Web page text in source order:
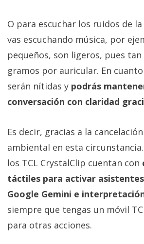
O para escuchar los ruidos de
vas escuchando música, por
pequeños, son ligeros, pues tan
gramos por auricular. En
serán nítidas y podrás
conversación con claridad
Es decir, gracias a la
ambiental en esta
los TCL CrystalClip cuentan con
táctiles para activar
Google Gemini e
siempre que tengas un móvil
para otras acciones.